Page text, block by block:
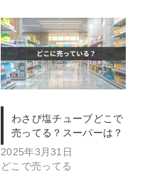
わさび塩チューブどこで
売ってる？スーパーは？
2025年3月31日
どこで売ってる